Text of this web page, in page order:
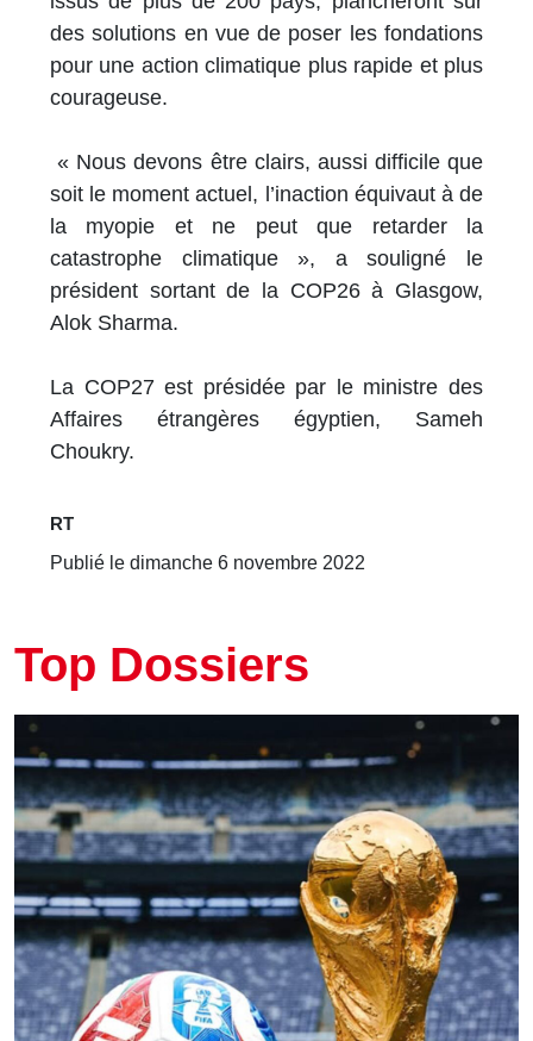
des solutions en vue de poser les fondations
pour une action climatique plus rapide et plus
courageuse.
« Nous devons être clairs, aussi difficile que
soit le moment actuel, l’inaction équivaut à de
la myopie et ne peut que retarder la
catastrophe climatique », a souligné le
président sortant de la COP26 à Glasgow,
Alok Sharma.
La COP27 est présidée par le ministre des
Affaires étrangères égyptien, Sameh
Choukry.
RT
Publié le dimanche 6 novembre 2022
Top Dossiers